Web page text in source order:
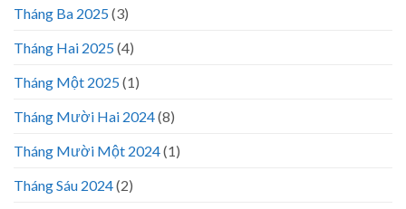
Tháng Ba 2025(3)
Tháng Hai 2025(4)
Tháng Một 2025(1)
Tháng Mười Hai 2024(8)
Tháng Mười Một 2024(1)
Tháng Sáu 2024(2)